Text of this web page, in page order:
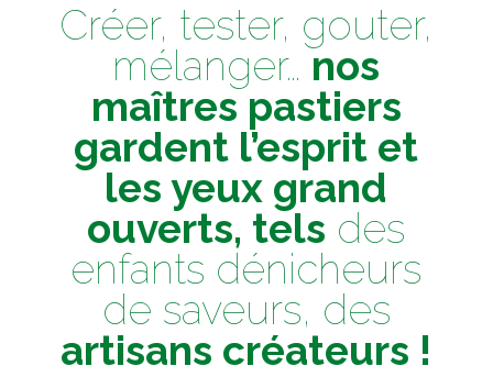
Créer, tester, gouter,
mélanger… nos
maîtres pastiers
gardent l’esprit et
les yeux grand
ouverts, tels des
enfants dénicheurs
de saveurs, des
artisans créateurs !